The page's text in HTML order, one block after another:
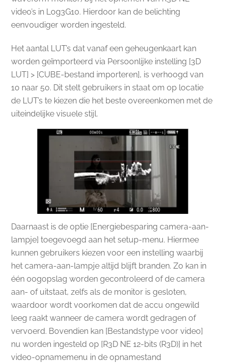
video’s in Log3G10. Hierdoor kan de belichting
eenvoudiger worden ingesteld.
Het aantal LUT’s dat vanaf een geheugenkaart kan
worden geïmporteerd via Persoonlijke instelling [3D
LUT] > [CUBE-bestand importeren], is verhoogd van
10 naar 50. Dit stelt gebruikers in staat om op locatie
de LUT’s te kiezen die het beste overeenkomen met de
uiteindelijke visuele stijl.
Daarnaast is de optie [Energiebesparing camera-aan-
lampje] toegevoegd aan het setup-menu. Hiermee
kunnen gebruikers kiezen voor een instelling waarbij
het camera-aan-lampje altijd blijft branden. Zo kan in
één oogopslag worden gecontroleerd of de camera
aan- of uitstaat, zelfs als de monitor is gesloten,
waardoor wordt voorkomen dat de accu ongewild
leeg raakt wanneer de camera wordt gedragen of
vervoerd. Bovendien kan [Bestandstype voor video]
nu worden ingesteld op [R3D NE 12-bits (R3D)] in het
video-opnamemenu in de opnamestand